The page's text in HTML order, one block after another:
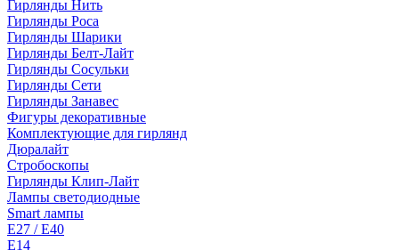
Гирлянды Нить
Гирлянды Роса
Гирлянды Шарики
Гирлянды Белт-Лайт
Гирлянды Сосульки
Гирлянды Сети
Гирлянды Занавес
Фигуры декоративные
Комплектующие для гирлянд
Дюралайт
Стробоскопы
Гирлянды Клип-Лайт
Лампы светодиодные
Smart лампы
E27 / E40
E14